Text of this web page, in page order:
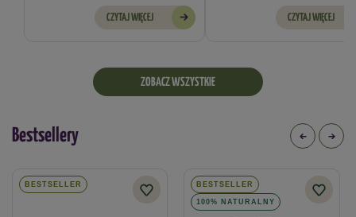
CZYTAJ WIĘCEJ CZYTAJ WIĘCEJ
ZOBACZ WSZYSTKIE
Bestsellery
BESTSELLER BESTSELLER
100% NATURALNY